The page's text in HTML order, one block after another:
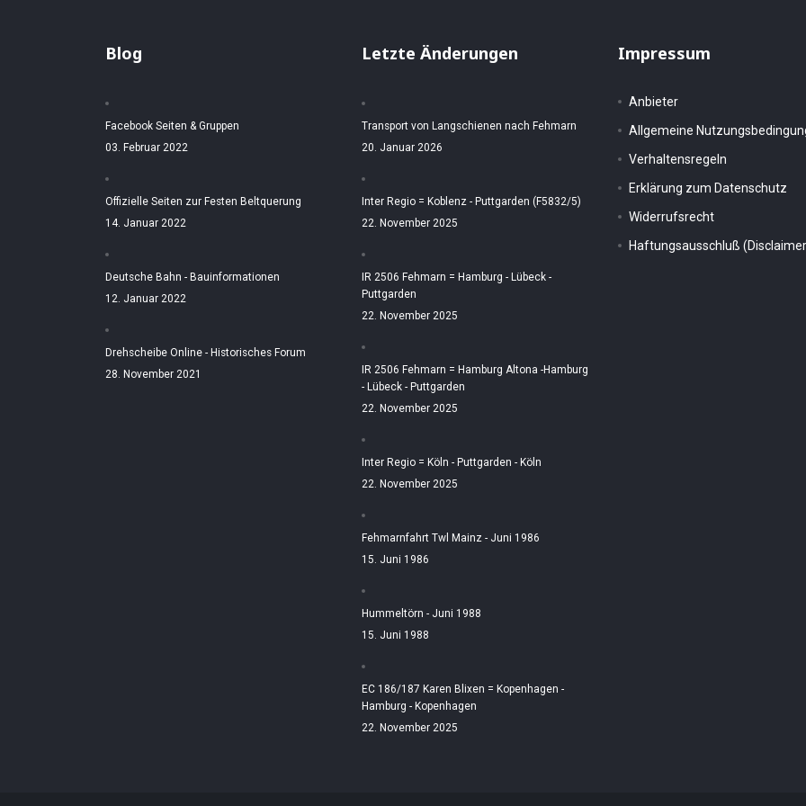
Blog
Facebook Seiten & Gruppen
03. Februar 2022
Offizielle Seiten zur Festen Beltquerung
14. Januar 2022
Deutsche Bahn - Bauinformationen
12. Januar 2022
Drehscheibe Online - Historisches Forum
28. November 2021
Letzte Änderungen
Transport von Langschienen nach Fehmarn
20. Januar 2026
Inter Regio = Koblenz - Puttgarden (F5832/5)
22. November 2025
IR 2506 Fehmarn = Hamburg - Lübeck -
Puttgarden
22. November 2025
IR 2506 Fehmarn = Hamburg Altona -Hamburg
- Lübeck - Puttgarden
22. November 2025
Inter Regio = Köln - Puttgarden - Köln
22. November 2025
Fehmarnfahrt Twl Mainz - Juni 1986
15. Juni 1986
Hummeltörn - Juni 1988
15. Juni 1988
EC 186/187 Karen Blixen = Kopenhagen -
Hamburg - Kopenhagen
22. November 2025
Impressum
Anbieter
Allgemeine
Verhaltensregeln
Erklärung zum Datenschutz
Widerrufsrecht
Haftungsausschluß